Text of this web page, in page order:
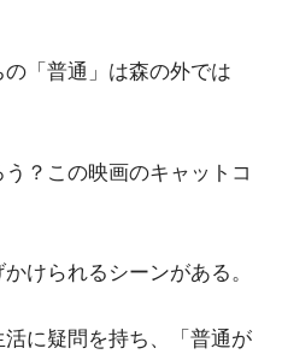
「普通」は森の外では
？この映画のキャットコ
けられるシーンがある。
に疑問を持ち、「普通が